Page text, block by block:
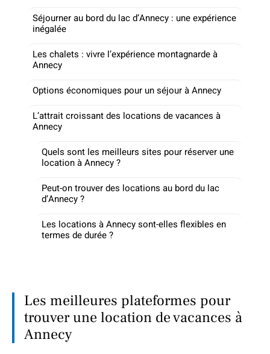
Séjourner au bord du lac d’Annecy : une expérience
inégalée
Les chalets : vivre l’expérience montagnarde à
Annecy
Options économiques pour un séjour à Annecy
L’attrait croissant des locations de vacances à
Annecy
Quels sont les meilleurs sites pour réserver une
location à Annecy ?
Peut-on trouver des locations au bord du lac
d’Annecy ?
Les locations à Annecy sont-elles flexibles en
termes de durée ?
Les meilleures plateformes pour
trouver une location de vacances à
Annecy